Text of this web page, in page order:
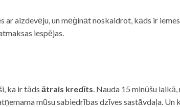
ar aizdevēju, un mēģināt noskaidrot, kāds ir
iespējas.
ka ir tāds ātrais kredīts. Nauda 15 minūšu
mūsu sabiedrības dzīves sastāvdaļa.